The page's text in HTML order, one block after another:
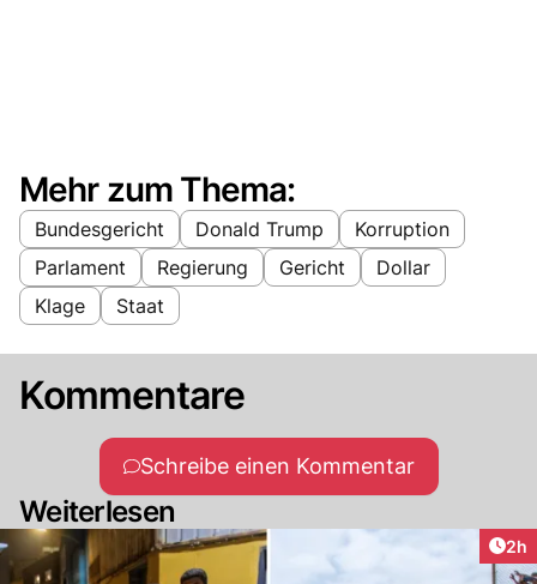
Mehr zum Thema:
Bundesgericht Donald Trump
Korruption
Parlament
Regierung Gericht
Dollar
Klage
Staat
Kommentare
Schreibe einen Kommentar
Weiterlesen
2h